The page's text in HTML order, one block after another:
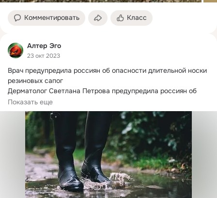
Комментировать Класс
Алтер Эго
23 окт 2023
Врач предупредила россиян об опасности длительной носки
резиновых сапог
Дерматолог Светлана Петрова предупредила россиян об
опасности...
Показать еще